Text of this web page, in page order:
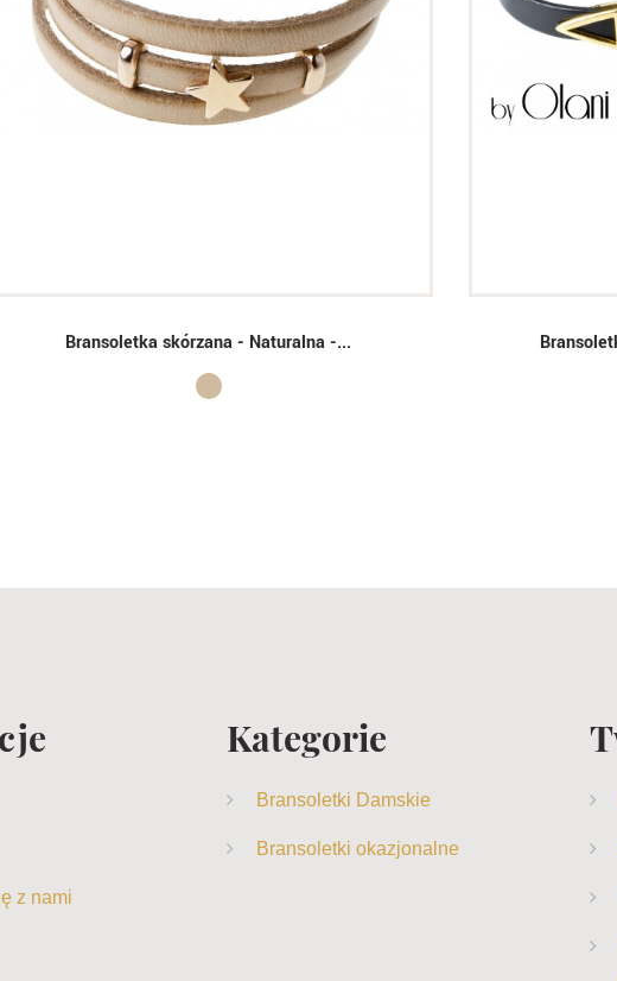
Bransoletka skórzana - Naturalna -...
z nami
Kategorie
Bransoletki Damskie
Bransoletki okazjonalne